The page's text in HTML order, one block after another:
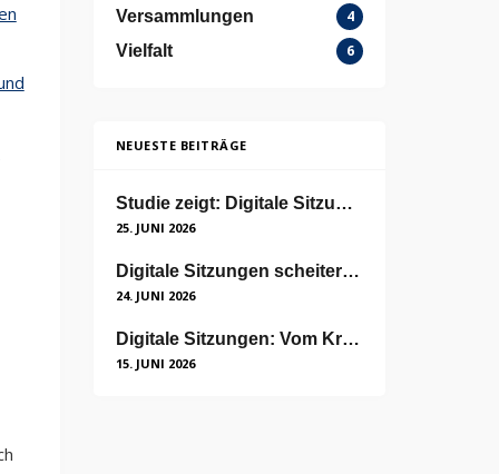
Versammlungen
4
Vielfalt
6
NEUESTE BEITRÄGE
Studie zeigt: Digitale Sitzungen sind nicht unpersönlich
25. JUNI 2026
Digitale Sitzungen scheitern nicht an der Technik, sondern an der Akzeptanz
24. JUNI 2026
Digitale Sitzungen: Vom Kriseninstrument zum neuen Standard
15. JUNI 2026